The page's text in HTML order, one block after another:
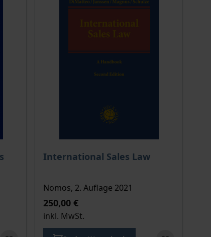
der Produktdetailseite
International Sales Law
Der Preis dieses Titels richtet sich nach
Nomos, 2. Auflage 2021
250,00 €
inkl. MwSt.